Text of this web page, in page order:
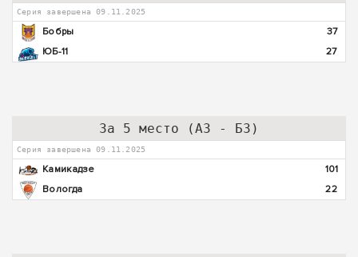
Серия завершена 09.11.2025
Бобры
37
ЮБ-11
27
За 5 место (А3 - Б3)
Серия завершена 09.11.2025
Камикадзе
101
Вологда
22